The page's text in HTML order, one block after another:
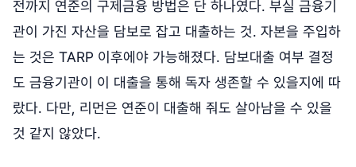
전까지 연준의 구제금융 방법은 단 하나였다. 부실 금융기
관이 가진 자산을 담보로 잡고 대출하는 것. 자본을 주입하
는 것은 TARP 이후에야 가능해졌다. 담보대출 여부 결정
도 금융기관이 이 대출을 통해 독자 생존할 수 있을지에 따
랐다. 다만, 리먼은 연준이 대출해 줘도 살아남을 수 있을
것 같지 않았다.